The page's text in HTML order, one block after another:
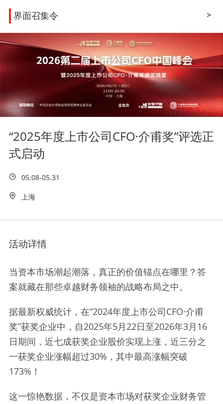
界面召集令 >
“2025年度上市公司CFO·介甫奖”评选正
式启动
05.08-05.31
上海
活动详情
当资本市场潮起潮落，真正的价值锚点在哪里？答
案就藏在那些卓越财务领袖的战略布局之中。
据最新权威统计，在“2024年度上市公司CFO·介甫
奖”获奖企业中，自2025年5月22日至2026年3月16
日期间，近七成获奖企业股价实现上涨，近三分之
一获奖企业涨幅超过30%，其中最高涨幅突破
173%！
这一惊艳数据，不仅是资本市场对获奖企业财务管